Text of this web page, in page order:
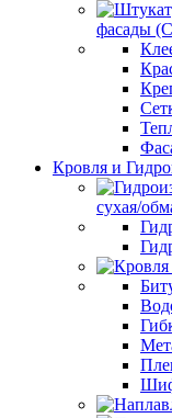
фасады
Кровля и
сухая/